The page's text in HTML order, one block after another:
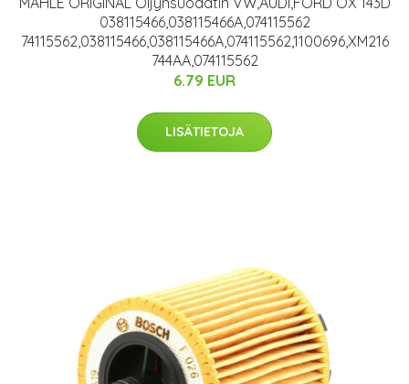
038115466,038115466A,074115562
74115562,038115466,038115466A,074115562,1100696,XM216
744AA,074115562
6.79 EUR
LISÄTIETOJA